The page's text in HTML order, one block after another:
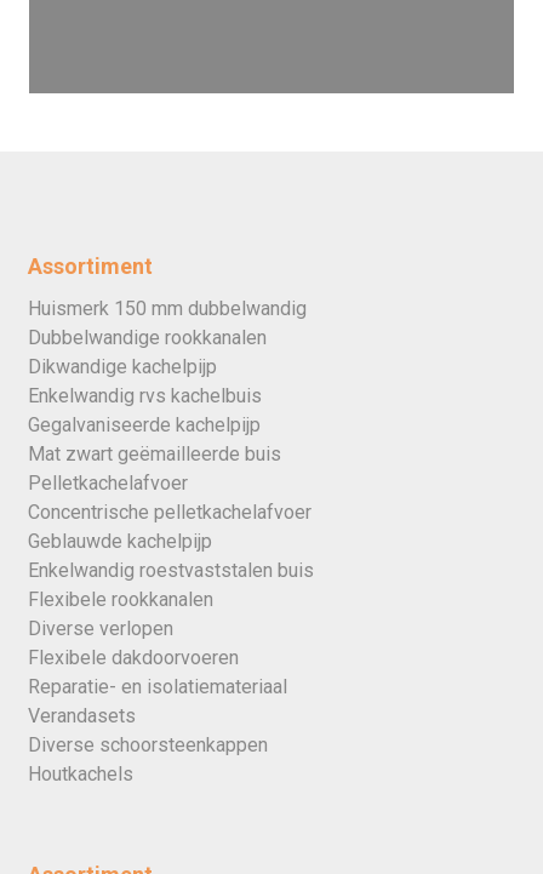
Assortiment
Huismerk 150 mm dubbelwandig
Dubbelwandige rookkanalen
Dikwandige kachelpijp
Enkelwandig rvs kachelbuis
Gegalvaniseerde kachelpijp
Mat zwart geëmailleerde buis
Pelletkachelafvoer
Concentrische pelletkachelafvoer
Geblauwde kachelpijp
Enkelwandig roestvaststalen buis
Flexibele rookkanalen
Diverse verlopen
Flexibele dakdoorvoeren
Reparatie- en isolatiemateriaal
Verandasets
Diverse schoorsteenkappen
Houtkachels